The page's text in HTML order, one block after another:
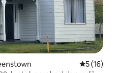
5 (16)